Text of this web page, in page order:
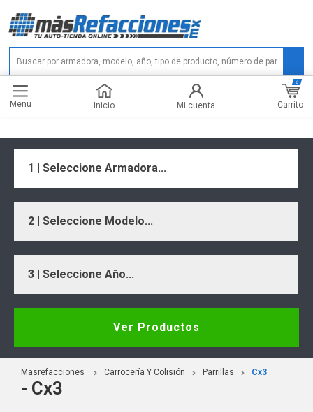
Menu Inicio Mi cuenta Carrito
0
1 | Seleccione Armadora...
2 | Seleccione Modelo...
3 | Seleccione Año...
Ver Productos
Masrefacciones Carrocería Y Colisión Parrillas Cx3
- Cx3